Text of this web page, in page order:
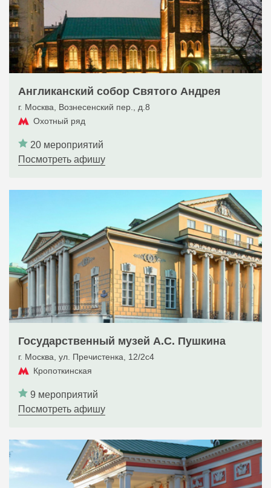
Англиканский собор Святого Андрея
г. Москва, Вознесенский пер., д.8
Охотный ряд
20 мероприятий
Посмотреть афишу
Государственный музей А.С. Пушкина
г. Москва, ул. Пречистенка, 12/2c4
Кропоткинская
9 мероприятий
Посмотреть афишу
Усадьба Кусково. Дворец